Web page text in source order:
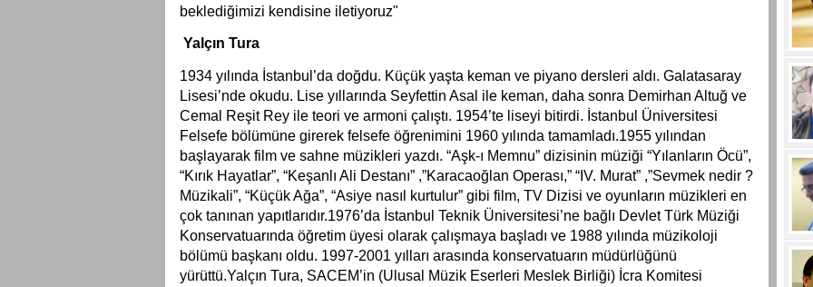
beklediğimizi kendisine iletiyoruz"
Yalçın Tura
1934 yılında İstanbul’da doğdu. Küçük yaşta keman ve piyano dersleri aldı. Galatasaray
Lisesi’nde okudu. Lise yıllarında Seyfettin Asal ile keman, daha sonra Demirhan Altuğ ve
Cemal Reşit Rey ile teori ve armoni çalıştı. 1954’te liseyi bitirdi. İstanbul Üniversitesi
Felsefe bölümüne girerek felsefe öğrenimini 1960 yılında tamamladı.1955 yılından
başlayarak film ve sahne müzikleri yazdı. “Aşk-ı Memnu” dizisinin müziği “Yılanların Öcü”,
“Kırık Hayatlar”, “Keşanlı Ali Destanı” ,”Karacaoğlan Operası,” “IV. Murat” ,”Sevmek nedir ?
Müzikali”, “Küçük Ağa”, “Asiye nasıl kurtulur” gibi film, TV Dizisi ve oyunların müzikleri en
çok tanınan yapıtlarıdır.1976’da İstanbul Teknik Üniversitesi’ne bağlı Devlet Türk Müziği
Konservatuarında öğretim üyesi olarak çalışmaya başladı ve 1988 yılında müzikoloji
bölümü başkanı oldu. 1997-2001 yılları arasında konservatuarın müdürlüğünü
yürüttü.Yalçın Tura, SACEM’in (Ulusal Müzik Eserleri Meslek Birliği) İcra Komitesi